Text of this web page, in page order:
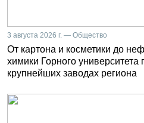
3 августа 2026 г. — Общество
От картона и косметики до
химики Горного университета
крупнейших заводах региона